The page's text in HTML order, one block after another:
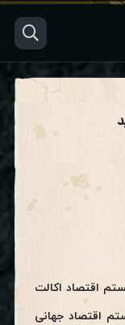
اقتصاد اکالت
اقتصاد جهانی